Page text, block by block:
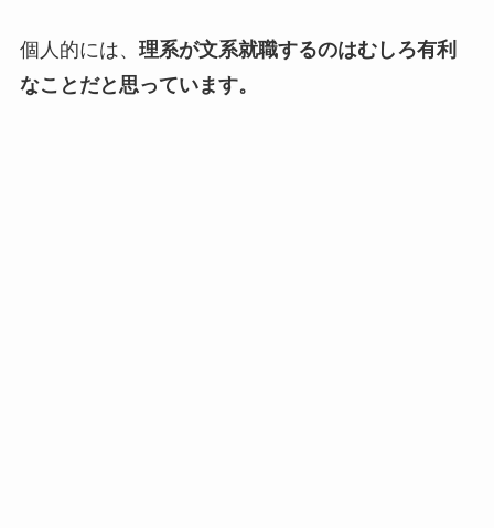
個人的には、 理系が文系就職するのはむしろ有利
なことだと思っています。